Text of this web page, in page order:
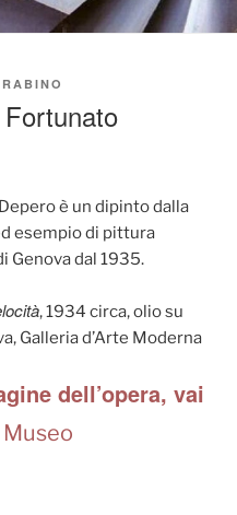
è un dipinto dalla
esempio di pittura
Genova dal 1935.
, 1934 circa, olio su
Galleria d’Arte Moderna
dell’opera, vai
Museo